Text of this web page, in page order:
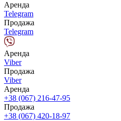
Аренда
Telegram
Продажа
Telegram
Аренда
Viber
Продажа
Viber
Аренда
+38 (067) 216-47-95
Продажа
+38 (067) 420-18-97